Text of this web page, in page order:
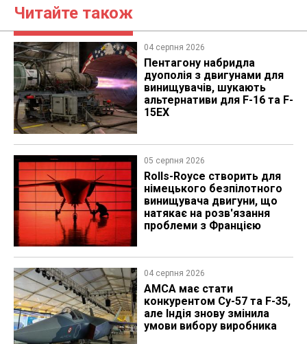
Читайте також
04 серпня 2026
Пентагону набридла
дуополія з двигунами для
винищувачів, шукають
альтернативи для F-16 та F-
15EX
05 серпня 2026
Rolls-Royce створить для
німецького безпілотного
винищувача двигуни, що
натякає на розв'язання
проблеми з Францією
04 серпня 2026
AMCA має стати
конкурентом Су-57 та F-35,
але Індія знову змінила
умови вибору виробника